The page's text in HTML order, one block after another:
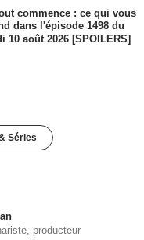
commence : ce qui vous
dans l'épisode 1498 du
10 août 2026 [SPOILERS]
Séries
producteur